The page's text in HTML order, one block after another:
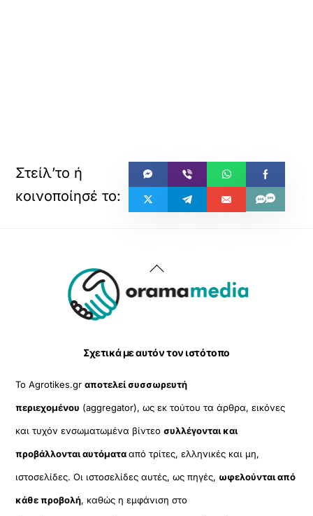
Back
To
Σχετικά με αυτόν τον ιστότοπο
Το Agrotikes.grαποτελεί συσσωρευτή
περιεχομένου (aggregator), ως εκ τούτου τα άρθρα, εικόνες
και τυχόν ενσωματωμένα βίντεοσυλλέγονται και
προβάλλονται αυτόματααπό τρίτες, ελληνικές και μη,
ιστοσελίδες. Οι ιστοσελίδες αυτές, ως πηγές, ωφελούνται από
κάθε προβολή, καθώς η εμφάνιση στο